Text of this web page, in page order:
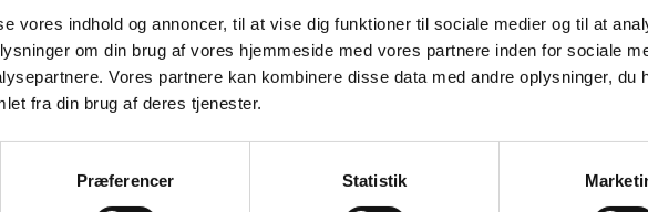
vores indhold og annoncer, til at vise dig funktioner til sociale medier og til at
om din brug af vores hjemmeside med vores partnere inden for sociale
Vores partnere kan kombinere disse data med andre oplysninger, du
fra din brug af deres tjenester.
Præferencer Statistik
der
let buet
et
gør